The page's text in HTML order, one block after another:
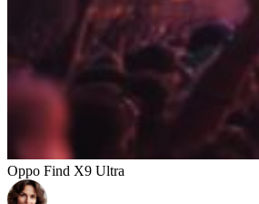
Oppo Find X9 Ultra